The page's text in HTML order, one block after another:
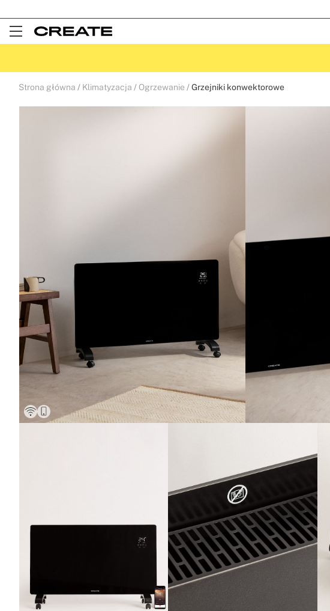
Open
Strona główna Klimatyzacja Ogrzewanie Grzejniki konwektorowe